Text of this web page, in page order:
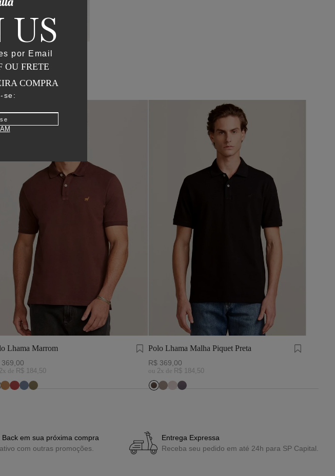
Lhama Marrom
369 00
2x de R$ 184, 50
Polo Lhama Malha Piquet Preta
R$ 369 00
ou 2x de R$ 184, 50
Back em sua próxima compra
com outras promoções.
Entrega Expressa
Receba seu pedido em até 24h para SP Capital.
US
por Email
OU FRETE
COMPRA
se: